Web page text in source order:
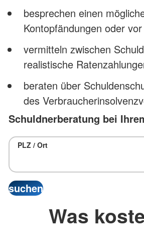
besprechen einen
Kontopfändungen oder
vermitteln zwischen
realistische
beraten über
des
Schuldnerberatung bei
PLZ / Ort
Was